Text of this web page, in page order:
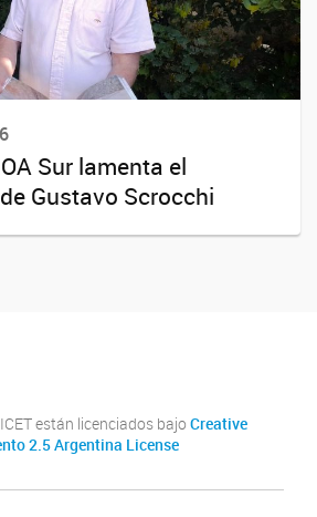
Sur lamenta el
Gustavo Scrocchi
están licenciados bajo Creative
2.5 Argentina License